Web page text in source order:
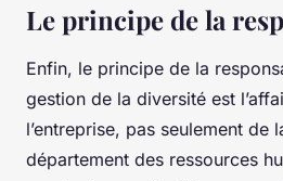
Le principe de la
Enfin, le principe de la
gestion de la diversité est
l’entreprise, pas seulement de
département des ressources